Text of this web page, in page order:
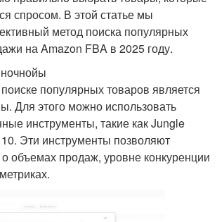
спросом. В этой статье мы
метод поиска популярных
на Amazon FBA в 2025 году.
популярных товаров является
Для этого можно использовать
инструменты, такие как Jungle
Эти инструменты позволяют
объемах продаж, уровне конкуренции